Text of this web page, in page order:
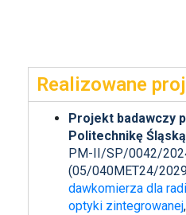
Realizowane
Projekt badawczy
Politechnikę Śląską
PM-II/SP/0042/
(05/040MET24/
dawkomierza dla
optyki zintegrowanej,